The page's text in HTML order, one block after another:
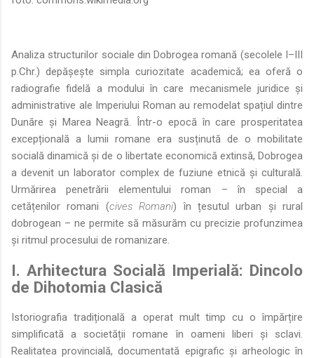
Analiza structurilor sociale din Dobrogea romană (secolele I–III
p.Chr.) depășește simpla curiozitate academică; ea oferă o
radiografie fidelă a modului în care mecanismele juridice și
administrative ale Imperiului Roman au remodelat spațiul dintre
Dunăre și Marea Neagră. Într-o epocă în care prosperitatea
excepțională a lumii romane era susținută de o mobilitate
socială dinamică și de o libertate economică extinsă, Dobrogea
a devenit un laborator complex de fuziune etnică și culturală.
Urmărirea penetrării elementului roman – în special a
cetățenilor romani (cives Romani) în țesutul urban și rural
dobrogean – ne permite să măsurăm cu precizie profunzimea
și ritmul procesului de romanizare.
I. Arhitectura Socială Imperială: Dincolo
de Dihotomia Clasică
Istoriografia tradițională a operat mult timp cu o împărțire
simplificată a societății romane în oameni liberi și sclavi.
Realitatea provincială, documentată epigrafic și arheologic în